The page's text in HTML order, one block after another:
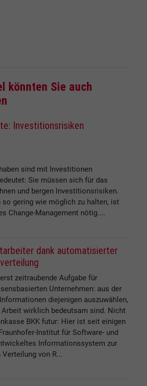
könnten Sie auch
Investitionsrisiken
sind mit Investitionen
Sie müssen sich für das
und bergen Investitionsrisiken.
so gering wie möglich zu halten, ist
Change-Management nötig....
dank automatisierter
zeitraubende Aufgabe für
Unternehmen: aus der
diejenigen auszuwählen,
Arbeit wirklich bedeutsam sind. Nicht
BKK futur: Hier ist seit einigen
Institut für Software- und
Informationssystem zur
von R...